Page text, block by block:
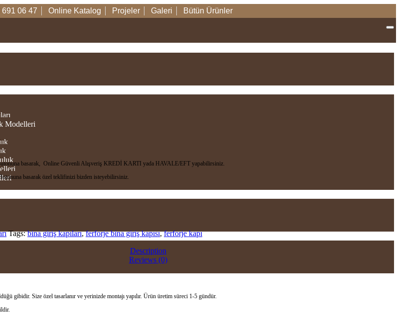
691 06 47 Online Katalog Projeler Galeri Bütün Ürünler
Modelleri
basarak, Online Güvenli Alışveriş KREDİ KARTI yada HAVALE/EFT yapabilirsiniz.
basarak özel teklifinizi bizden isteyebilirsiniz.
Tags:bina giriş kapıları,ferforje bina giriş kapısı,ferforje kapı
Description
Reviews (0)
gibidir. Size özel tasarlanır ve yerinizde montajı yapılır. Ürün üretim süreci 1-5 gündür.